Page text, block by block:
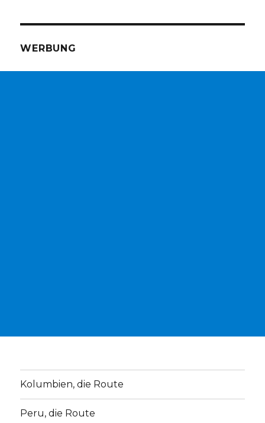
WERBUNG
Kolumbien, die Route
Peru, die Route